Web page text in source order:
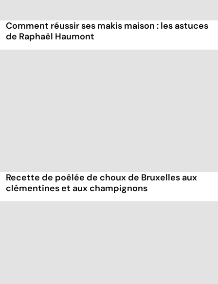
Comment réussir ses makis maison : les astuces
de Raphaël Haumont
Recette de poêlée de choux de Bruxelles aux
clémentines et aux champignons